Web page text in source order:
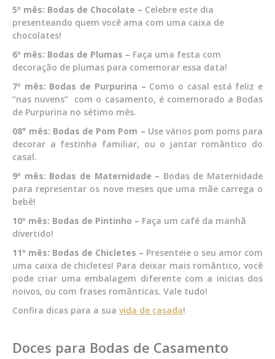
5º mês: Bodas de Chocolate – Celebre este dia
presenteando quem você ama com uma caixa de
chocolates!
6º mês: Bodas de Plumas – Faça uma festa com
decoração de plumas para comemorar essa data!
7º mês: Bodas de Purpurina – Como o casal está feliz e
“nas nuvens” com o casamento, é comemorado a Bodas
de Purpurina no sétimo mês.
08° mês: Bodas de Pom Pom – Use vários pom poms para
decorar a festinha familiar, ou o jantar romântico do
casal.
9º mês: Bodas de Maternidade – Bodas de Maternidade
para representar os nove meses que uma mãe carrega o
bebê!
10º mês: Bodas de Pintinho – Faça um café da manhã
divertido!
11º mês: Bodas de Chicletes – Presenteie o seu amor com
uma caixa de chicletes! Para deixar mais romântico, você
pode criar uma embalagem diferente com a inicias dos
noivos, ou com frases românticas. Vale tudo!
Confira dicas para a sua vida de casada!
Doces para Bodas de Casamento